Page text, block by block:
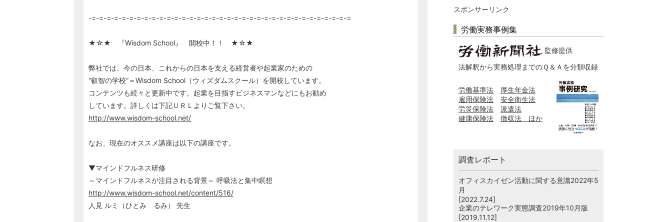
-=-=-=-=-=-=-=-=-=-=-=-=-=-=-=-=-=-=-=-=-=-=-=-=-=-=-=-=-=-=-=-=-=-=-=
★☆★ 『Wisdom School』 開校中！！ ★☆★
弊社では、今の日本、これからの日本を支える経営者や起業家のための
“叡智の学校”＝Wisdom School（ウィズダムスクール）を開校しています。
コンテンツも続々と更新中です。起業を目指すビジネスマンなどにもお勧め
しています。詳しくは下記ＵＲＬよりご覧下さい。
http://www.wisdom-school.net/
なお、現在のオススメ講座は以下の講座です。
▼マインドフルネス研修
～マインドフルネスが注目される背景～ 呼吸法と集中瞑想
http://www.wisdom-school.net/content/516/
人見 ルミ（ひとみ るみ） 先生
スポンサーリンク
労働実務事例集
監修提供
法解釈から実務処理までのＱ＆Ａを分類収録
労働基準法
厚生年金法
雇用保険法
安全衛生法
労災保険法
派遣法
健康保険法
徴収法 ほか
調査レポート
オフィスカイゼン活動に関する意識2022年5
月
[2022.7.24]
企業のテレワーク実態調査2019年10月版
[2019.11.12]